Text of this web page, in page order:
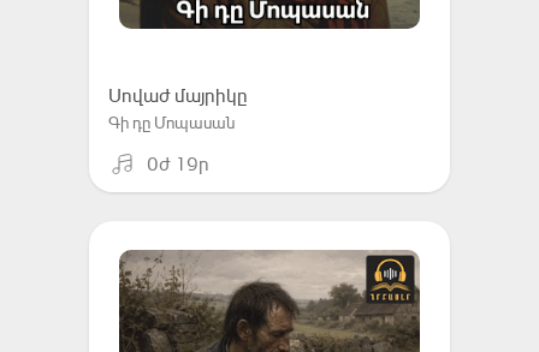
Սովաժ մայրիկը
Գի դը Մոպասան
0ժ 19ր